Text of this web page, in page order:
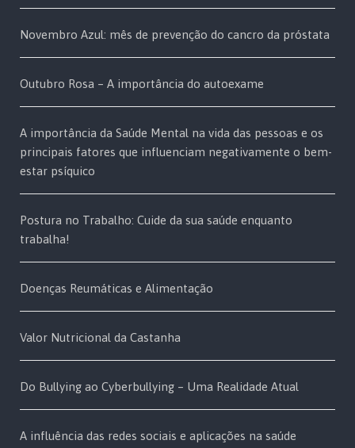
Novembro Azul: mês de prevenção do cancro da próstata
Outubro Rosa – A importância do autoexame
A importância da Saúde Mental na vida das pessoas e os
principais fatores que influenciam negativamente o bem-
estar psíquico
Postura no Trabalho: Cuide da sua saúde enquanto
trabalha!
Doenças Reumáticas e Alimentação
Valor Nutricional da Castanha
Do Bullying ao Cyberbullying – Uma Realidade Atual
A influência das redes sociais e aplicações na saúde